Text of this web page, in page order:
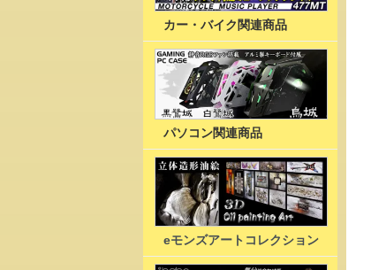
カー・バイク関連商品
パソコン関連商品
eモンズアートコレクション